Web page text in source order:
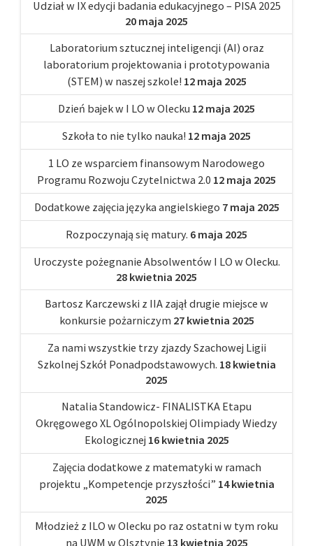
Udział w IX edycji badania edukacyjnego – PISA 2025
20 maja 2025
Laboratorium sztucznej inteligencji (AI) oraz
laboratorium projektowania i prototypowania
(STEM) w naszej szkole! 12 maja 2025
Dzień bajek w I LO w Olecku 12 maja 2025
Szkoła to nie tylko nauka! 12 maja 2025
1 LO ze wsparciem finansowym Narodowego
Programu Rozwoju Czytelnictwa 2.0 12 maja 2025
Dodatkowe zajęcia języka angielskiego 7 maja 2025
Rozpoczynają się matury. 6 maja 2025
Uroczyste pożegnanie Absolwentów I LO w Olecku.
28 kwietnia 2025
Bartosz Karczewski z IIA zajął drugie miejsce w
konkursie pożarniczym 27 kwietnia 2025
Za nami wszystkie trzy zjazdy Szachowej Ligii
Szkolnej Szkół Ponadpodstawowych. 18 kwietnia
2025
Natalia Standowicz- FINALISTKA Etapu
Okręgowego XL Ogólnopolskiej Olimpiady Wiedzy
Ekologicznej 16 kwietnia 2025
Zajęcia dodatkowe z matematyki w ramach
projektu „Kompetencje przyszłości” 14 kwietnia
2025
Młodzież z ILO w Olecku po raz ostatni w tym roku
na UWM w Olsztynie 13 kwietnia 2025